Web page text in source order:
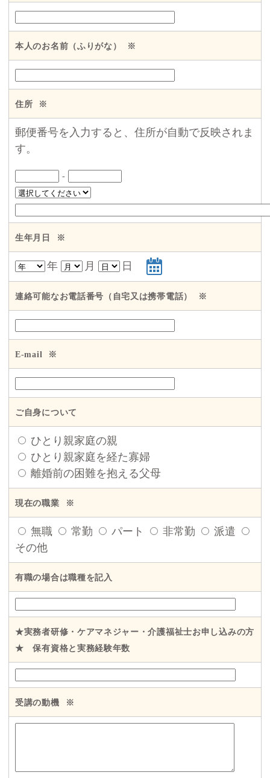
本人のお名前（ふりがな） ※
住所 ※
郵便番号を入力すると、住所が自動で反映されま
す。
-
生年月日 ※
年 月 日
連絡可能なお電話番号（自宅又は携帯電話） ※
E-mail ※
ご自身について
ひとり親家庭の親
ひとり親家庭を経た寡婦
離婚前の困難を抱える父母
現在の職業 ※
無職 常勤 パート 非常勤
派遣
その他
有職の場合は職種を記入
★実務者研修・ケアマネジャー・介護福祉士お申し込みの方
★ 保有資格と実務経験年数
受講の動機 ※